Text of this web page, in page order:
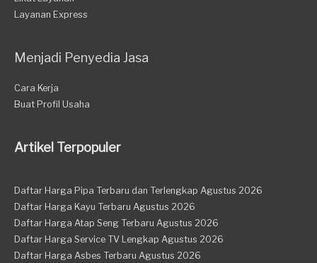
Layanan Express
Menjadi Penyedia Jasa
Cara Kerja
Buat Profil Usaha
Artikel Terpopuler
Daftar Harga Pipa Terbaru dan Terlengkap Agustus 2026
Daftar Harga Kayu Terbaru Agustus 2026
Daftar Harga Atap Seng Terbaru Agustus 2026
Daftar Harga Service TV Lengkap Agustus 2026
Daftar Harga Asbes Terbaru Agustus 2026